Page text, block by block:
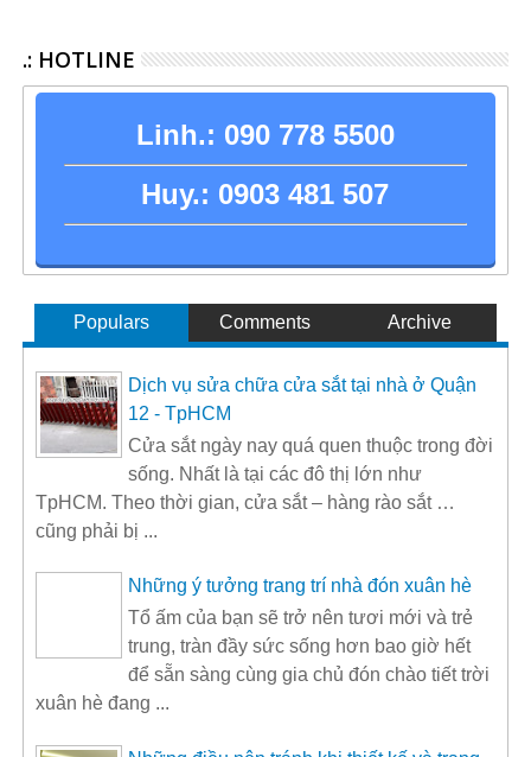
.: HOTLINE
Linh.: 090 778 5500
Huy.: 0903 481 507
Populars Comments Archive
Dịch vụ sửa chữa cửa sắt tại nhà ở Quận
12 - TpHCM
Cửa sắt ngày nay quá quen thuộc trong đời
sống. Nhất là tại các đô thị lớn như
TpHCM. Theo thời gian, cửa sắt – hàng rào sắt …
cũng phải bị ...
Những ý tưởng trang trí nhà đón xuân hè
Tổ ấm của bạn sẽ trở nên tươi mới và trẻ
trung, tràn đầy sức sống hơn bao giờ hết
để sẵn sàng cùng gia chủ đón chào tiết trời
xuân hè đang ...